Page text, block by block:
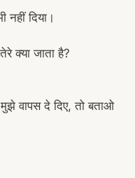
दिया।
क्या जाता है?
वापस दे दिए, तो बताओ